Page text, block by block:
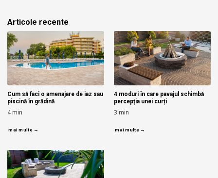
Articole recente
Cum să faci o amenajare de iaz sau
piscină în grădină
4min
mai multe →
4 moduri în care pavajul schimbă
percepția unei curți
3 min
mai multe →